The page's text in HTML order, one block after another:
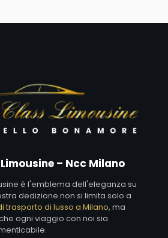
– Ncc Milano
è l'emblema dell'eleganza su
dedizione non si limita solo a
trasporto di lusso a Milano, ma
ogni viaggio con noi sia